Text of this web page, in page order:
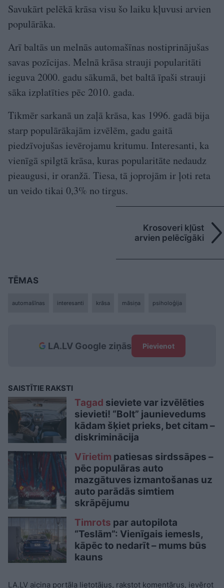
Savukārt pelēkā krāsa visu šo laiku kļuvusi arvien
populārāka.
Arī baltās un melnās automašīnas nostiprinājušas
savas pozīcijas. Melnā krāsa strauji popularitāti
ieguva 2000. gadu sākumā, bet baltā īpaši strauji
sāka izplatīties pēc 2010. gada.
Tikmēr sarkanā un zaļā krāsa, kas 1996. gadā bija
starp populārākajām izvēlēm, gadu gaitā
piedzīvojušas ievērojamu kritumu. Interesanti, ka
vienīgā spilgtā krāsa, kuras popularitāte nedaudz
pieaugusi, ir oranžā. Tiesa, tā joprojām ir ļoti reta
un veido tikai 0,3% no tirgus.
Krosoveri kļūst
arvien pelēcīgāki
TĒMAS
automašīnas interesanti krāsa māsiņa psiholoģija
LA.LV Google ziņās Pievienot
SAISTĪTIE RAKSTI
Tagad sieviete var izvēlēties
sievieti! “Bolt” jaunievedums
kādam šķiet prieks, bet citam –
diskriminācija
Vīrietim patiesas sirdssāpes –
pēc populāras auto
mazgātuves izmantošanas uz
auto parādās simtiem
skrāpējumu
Timrots par autopilota
“Teslām”: Vienīgais iemesls,
kāpēc to nedarīt – mums būs
kauns
LA.LV aicina portāla lietotājus, rakstot komentārus, ievērot